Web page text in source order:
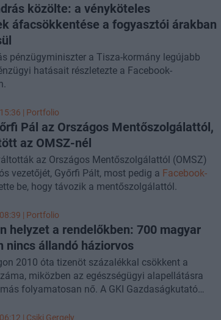
közölte: a vényköteles
áfacsökkentése a fogyasztói árakban
pénzügyminiszter a Tisza-kormány legújabb
hatásait részletezte a Facebook-
| Portfolio
Pál az Országos Mentőszolgálattól,
az OMSZ-nél
az Országos Mentőszolgálattól (OMSZ)
vezetőjét, Győrfi Pált, most pedig a Facebook-
be, hogy távozik a mentőszolgálattól.
| Portfolio
helyzet a rendelőkben: 700 magyar
nincs állandó háziorvos
2010 óta tizenöt százalékkal csökkent a
miközben az egészségügyi alapellátásra
folyamatosan nő. A GKI Gazdaságkutató
a tartós orvoshiány pedig elsősorban a vidéki
| Csiki Gergely